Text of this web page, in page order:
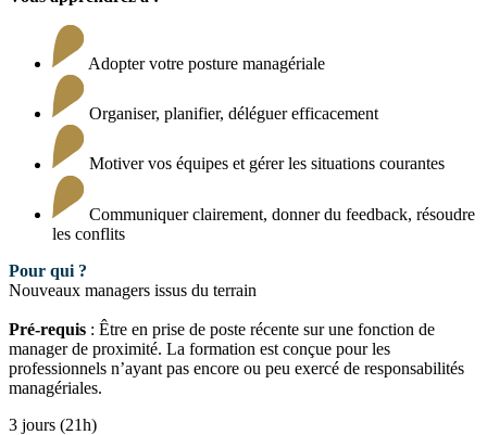
Adopter votre posture managériale
Organiser, planifier, déléguer efficacement
Motiver vos équipes et gérer les situations courantes
Communiquer clairement, donner du feedback, résoudre
les conflits
Pour qui ?
Nouveaux managers issus du terrain
Pré-requis : Être en prise de poste récente sur une fonction de
manager de proximité. La formation est conçue pour les
professionnels n’ayant pas encore ou peu exercé de responsabilités
managériales.
3 jours (21h)